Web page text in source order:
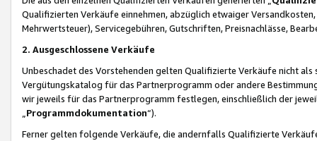
Qualifizierten Verkäufe einnehmen, abzüglich etwaiger
Mehrwertsteuer), Servicegebühren, Gutschriften, Preisnachlässe,
2. Ausgeschlossene Verkäufe
Unbeschadet des Vorstehenden gelten Qualifizierte Verkäufe nicht
Vergütungskatalog für das Partnerprogramm oder andere
wir jeweils für das Partnerprogramm festlegen, einschließlich der
Programmdokumentation“).
Ferner gelten folgende Verkäufe, die andernfalls Qualifizierte